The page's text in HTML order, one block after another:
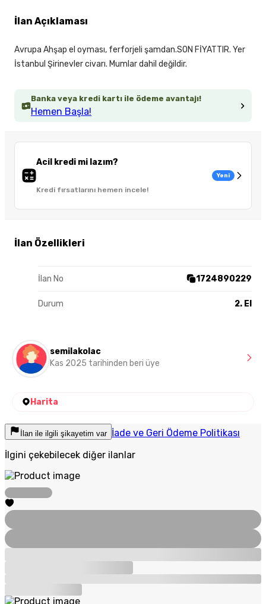
Banka veya kredi kartı ile ödeme avantajı!
Hemen Başla!
Acil kredi mi lazım?
Kredi fırsatlarını hemen incele!
Yeni
İlan Özellikleri
İlan No 1724890229
Durum 2. El
İlan Açıklaması
Avrupa Ahşap el oyması, ferforjeli şamdan.SON FİYATTIR. Yer
İstanbul Şirinevler civarı. Mumlar dahil değildir.
semilakolac
Kas 2025 tarihinden beri üye
Harita
İlan ile ilgili şikayetim var İade ve Geri Ödeme Politikası
İlgini çekebilecek diğer ilanlar